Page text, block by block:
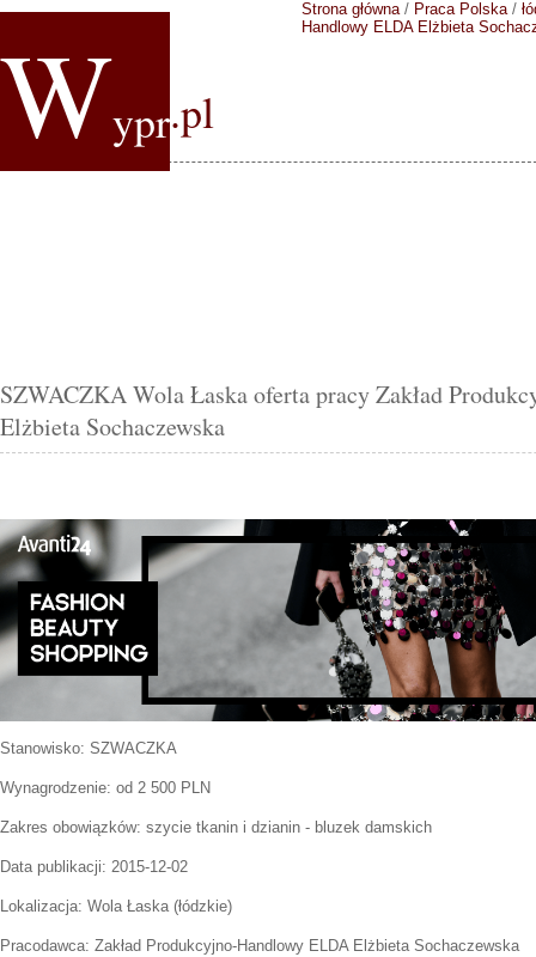
Wypr.pl
Strona główna/ Praca Polska/
Handlowy ELDA Elżbieta
SZWACZKA Wola Łaska oferta pracy Zakład
Elżbieta Sochaczewska
Stanowisko: SZWACZKA
Wynagrodzenie: od 2 500 PLN
Zakres obowiązków: szycie tkanin i dzianin - bluzek damskich
Data publikacji: 2015-12-02
Lokalizacja: Wola Łaska(łódzkie)
Pracodawca: Zakład Produkcyjno-Handlowy ELDA Elżbieta Sochaczewska